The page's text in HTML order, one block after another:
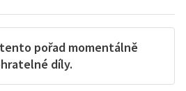
pořad momentálně
díly.